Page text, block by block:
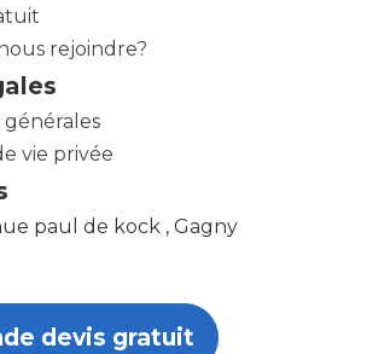
rejoindre?
générales
vie privée
paul de kock , Gagny
devis gratuit